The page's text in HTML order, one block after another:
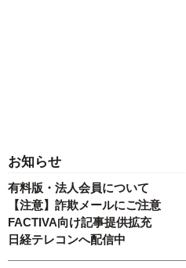
お知らせ
有料版・法人会員について
【注意】詐欺メールにご注意
FACTIVA向け記事提供拡充
日経テレコンへ配信中